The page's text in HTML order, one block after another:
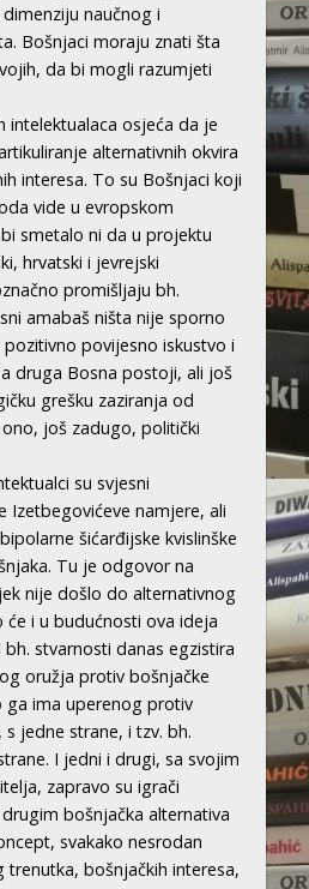
naučnog i
Bošnjaci moraju znati šta
da bi mogli razumjeti
intelektualaca osjeća da je
alternativnih okvira
interesa. To su Bošnjaci koji
vide u evropskom
smetalo ni da u projektu
hrvatski i jevrejski
promišljaju bh.
amabaš ništa nije sporno
povijesno iskustvo i
druga Bosna postoji, ali još
grešku zaziranja od
još zadugo, politički
su svjesni
Izetbegovićeve namjere, ali
šićarđijske kvislinške
Tu je odgovor na
nije došlo do alternativnog
će i u budućnosti ova ideja
stvarnosti danas egzistira
oružja protiv bošnjačke
ga ima uperenog protiv
jedne strane, i tzv. bh.
I jedni i drugi, sa svojim
zapravo su igrači
bošnjačka alternativa
svakako nesrodan
bošnjačkih interesa,